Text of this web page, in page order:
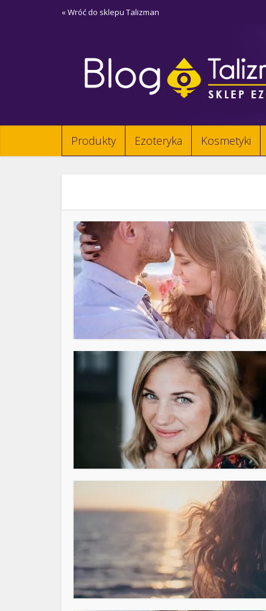
« Wróć do sklepu Talizman
Produkty Ezoteryka Kosmetyki